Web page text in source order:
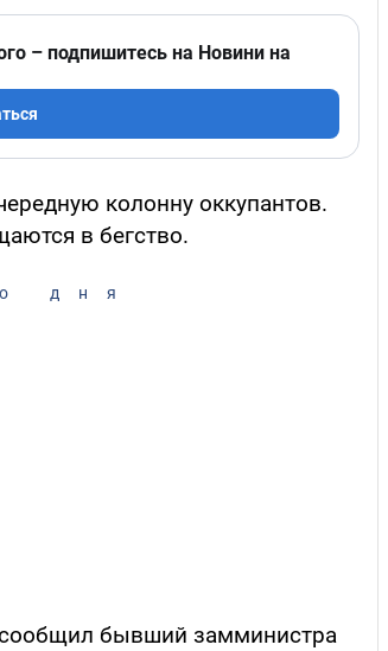
– подпишитесь на Новини на
колонну оккупантов.
в бегство.
дня
бывший замминистра